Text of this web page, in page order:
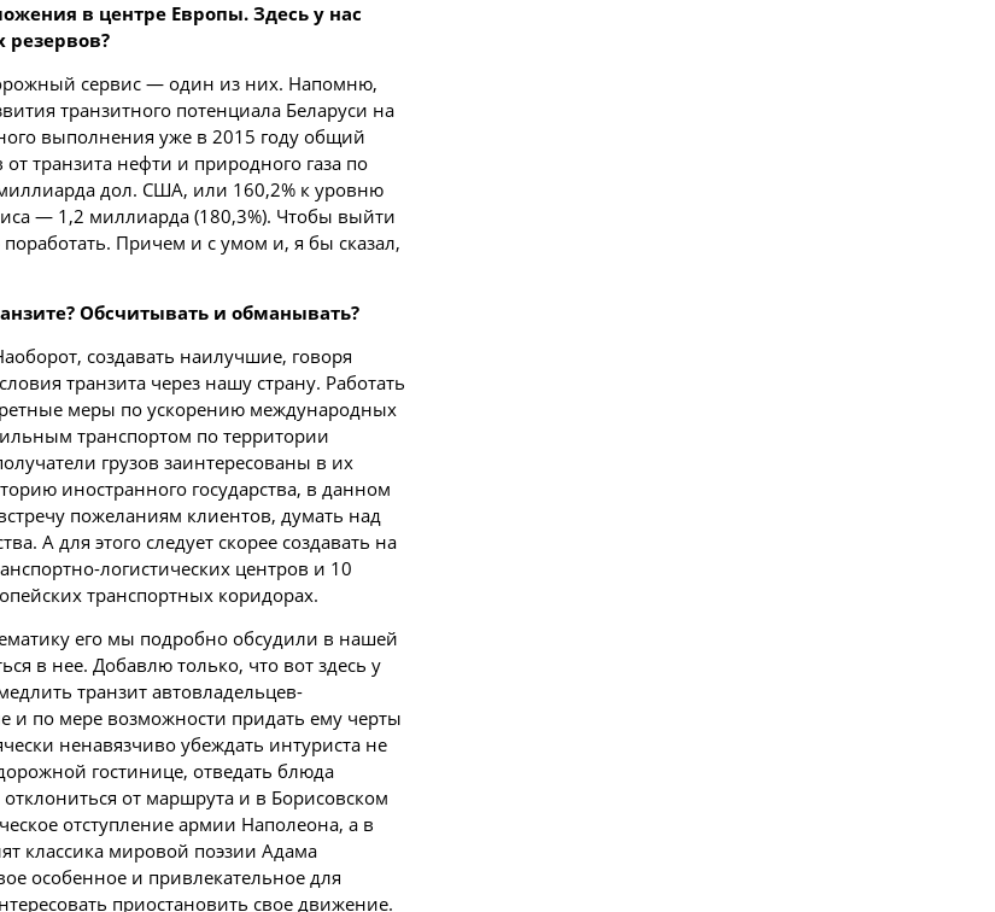
в центре Европы. Здесь у нас
резервов?
сервис — один из них. Напомню,
транзитного потенциала Беларуси на
выполнения уже в 2015 году общий
транзита нефти и природного газа по
дол. США, или 160,2% к уровню
— 1,2 миллиарда (180,3%). Чтобы выйти
Причем и с умом и, я бы сказал,
Обсчитывать и обманывать?
создавать наилучшие, говоря
транзита через нашу страну. Работать
меры по ускорению международных
транспортом по территории
грузов заинтересованы в их
иностранного государства, в данном
пожеланиям клиентов, думать над
А для этого следует скорее создавать на
логистических центров и 10
транспортных коридорах.
его мы подробно обсудили в нашей
в нее. Добавлю только, что вот здесь у
транзит автовладельцев-
и по мере возможности придать ему черты
ненавязчиво убеждать интуриста не
гостинице, отведать блюда
от маршрута и в Борисовском
отступление армии Наполеона, а в
классика мировой поэзии Адама
особенное и привлекательное для
приостановить свое движение.